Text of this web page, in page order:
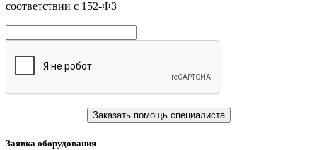
соответствии с 152-ФЗ
Заказать помощь специалиста
Заявка оборудования